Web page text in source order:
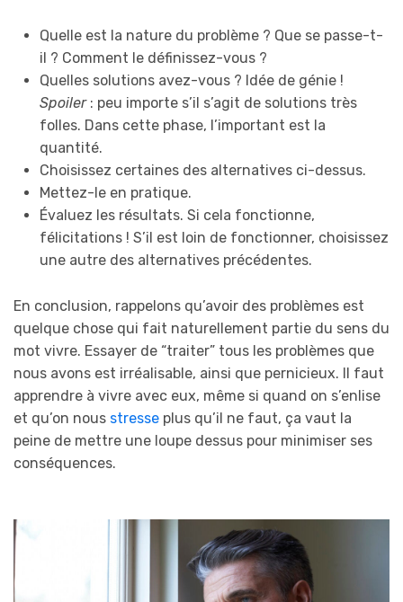
Quelle est la nature du problème ? Que se passe-t-
il ? Comment le définissez-vous ?
Quelles solutions avez-vous ? Idée de génie !
Spoiler: peu importe s’il s’agit de solutions très
folles. Dans cette phase, l’important est la
quantité.
Choisissez certaines des alternatives ci-dessus.
Mettez-le en pratique.
Évaluez les résultats. Si cela fonctionne,
félicitations ! S’il est loin de fonctionner, choisissez
une autre des alternatives précédentes.
En conclusion, rappelons qu’avoir des problèmes est
quelque chose qui fait naturellement partie du sens du
mot vivre. Essayer de “traiter” tous les problèmes que
nous avons est irréalisable, ainsi que pernicieux. Il faut
apprendre à vivre avec eux, même si quand on s’enlise
et qu’on nous stresse plus qu’il ne faut, ça vaut la
peine de mettre une loupe dessus pour minimiser ses
conséquences.